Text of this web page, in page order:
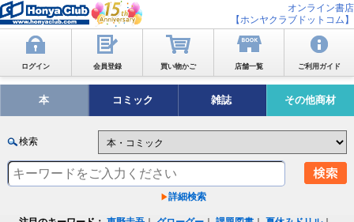
オンライン書店
【ホンヤクラブドットコム】
ログイン 会員登録 買い物かご 店舗一覧 ご利用ガイド
本 コミック 雑誌 その他商材
検索
詳細検索